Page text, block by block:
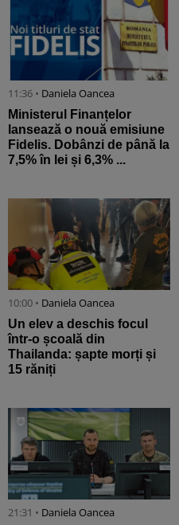
11:36 • Daniela Oancea
Ministerul Finanțelor
lansează o nouă emisiune
Fidelis. Dobânzi de până la
7,5% în lei și 6,3% ...
10:00 • Daniela Oancea
Un elev a deschis focul
într-o școală din
Thailanda: șapte morți și
15 răniți
21:31 • Daniela Oancea